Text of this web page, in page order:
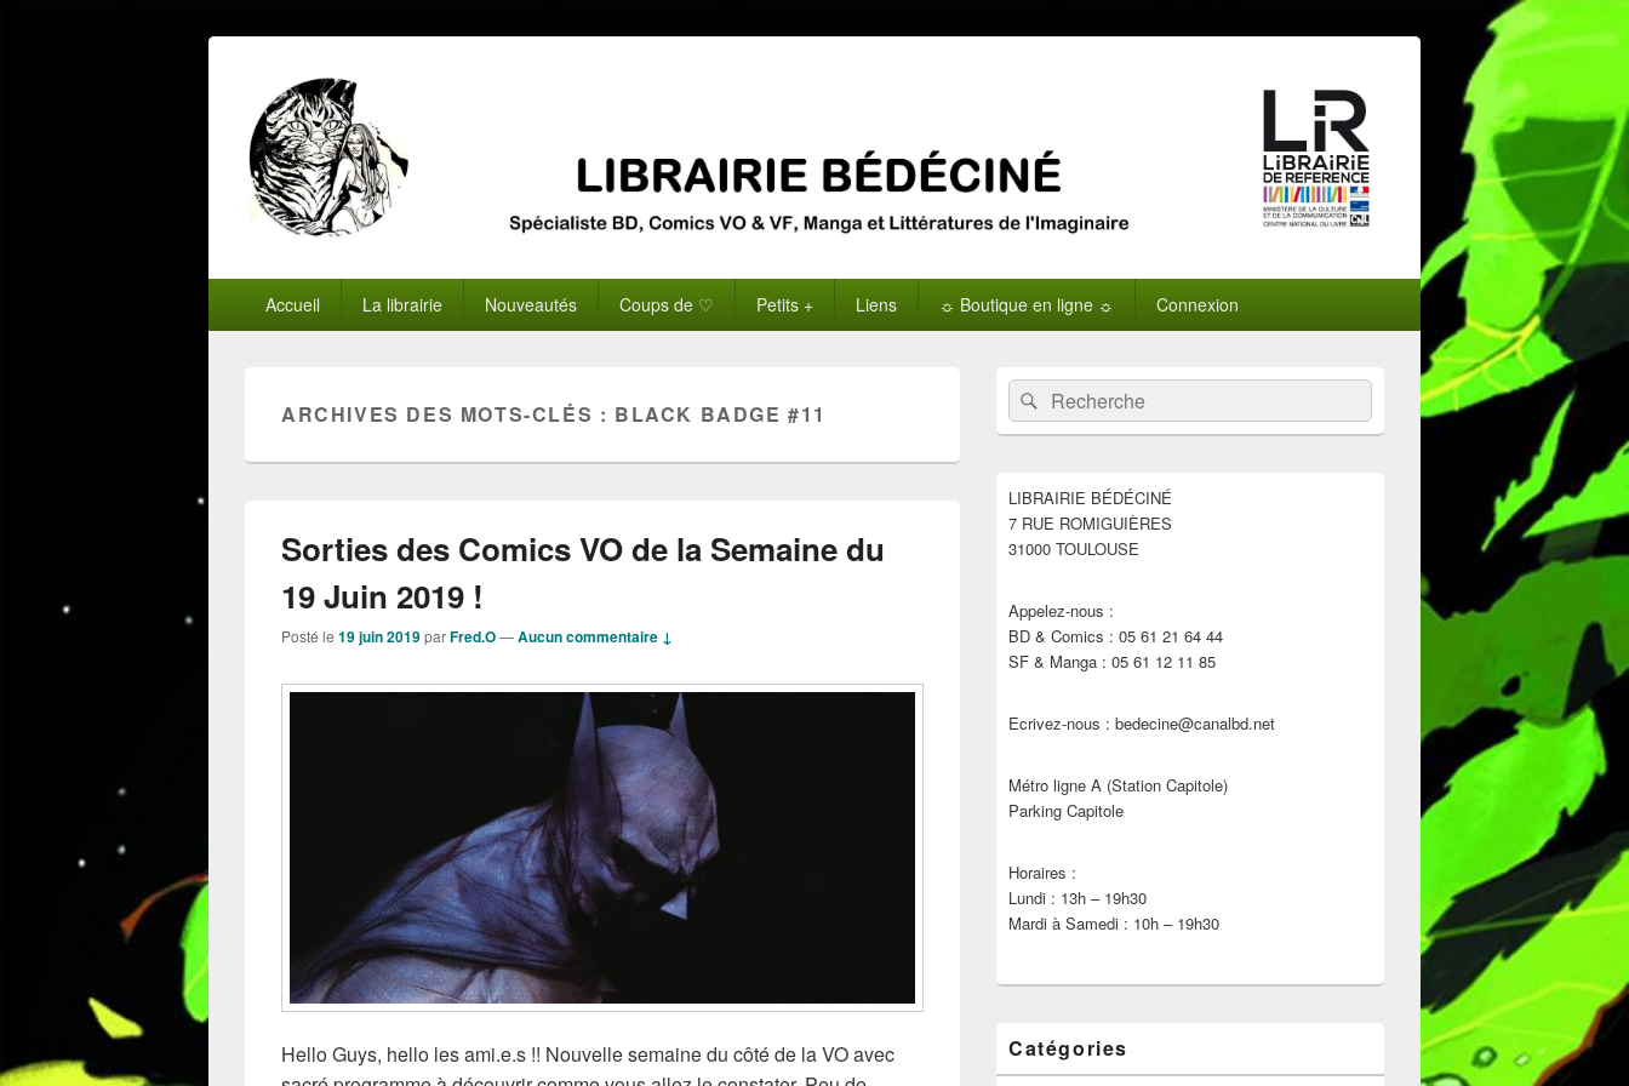
principalAccueil La librairie Nouveautés Coups de ♡ Petits + Liens ☼ Boutique en ligne ☼ Connexion
ARCHIVES DES MOTS-CLÉS : BLACK BADGE #11
Sorties des Comics VO de la Semaine du
19 Juin 2019 !
Posté le 19 juin 2019parFred.O—Aucun commentaire ↓
Hello Guys, hello les ami.e.s !! Nouvelle semaine du côté de la VO avec
Zone
principale
de
widget
barre
latérale
Recherche :Rechercher
LIBRAIRIE BÉDÉCINÉ
7 RUE ROMIGUIÈRES
31000 TOULOUSE
Appelez-nous :
BD & Comics : 05 61 21 64 44
SF & Manga : 05 61 12 11 85
Ecrivez-nous : bedecine@canalbd.net
Métro ligne A (Station Capitole)
Parking Capitole
Horaires :
Lundi : 13h – 19h30
Mardi à Samedi : 10h – 19h30
Catégories